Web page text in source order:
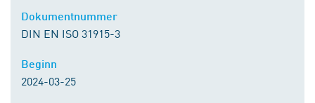
Dokumentnummer
DIN EN ISO 31915-3
Beginn
2024-03-25